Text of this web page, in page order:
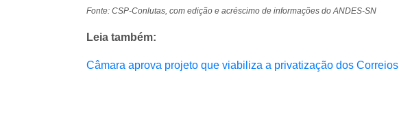
Fonte: CSP-Conlutas, com edição e acréscimo de informações do ANDES-SN
Leia também:
Câmara aprova projeto que viabiliza a privatização dos Correios